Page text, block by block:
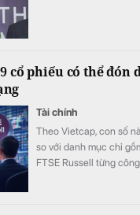
cổ phiếu có thể đón
Tài chính
Theo Vietcap, con số
so với danh mục chỉ
FTSE Russell từng